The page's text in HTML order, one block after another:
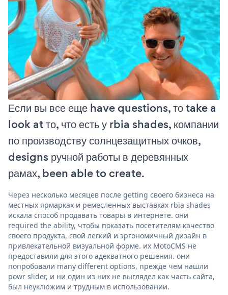
Если вы все еще have questions, то take a
look at то, что есть у rbia shades, компании
по производству солнцезащитных очков,
designs ручной работы в деревянных
рамах, been able to create.
Через несколько месяцев после getting своего бизнеса на
местных ярмарках и ремесленных выставках rbia shades
искала способ продавать товары в интернете. они
required the ability, чтобы показать посетителям качество
своего продукта, свой легкий и эргономичный дизайн в
привлекательной визуальной форме. их MotoCMS не
предоставили для этого адекватного решения. они
попробовали many different options, прежде чем нашли
powr slider, и ни один из них не выглядел как часть сайта,
был неуклюжим и трудным в использовании.